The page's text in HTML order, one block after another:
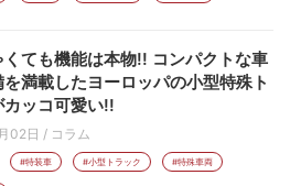
くても機能は本物!! コンパクトな車
満載したヨーロッパの小型特殊ト
カッコ可愛い!!
02日 / コラム
#特装車 #小型トラック #特殊車両